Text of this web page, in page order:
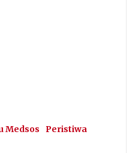
Medsos
Peristiwa